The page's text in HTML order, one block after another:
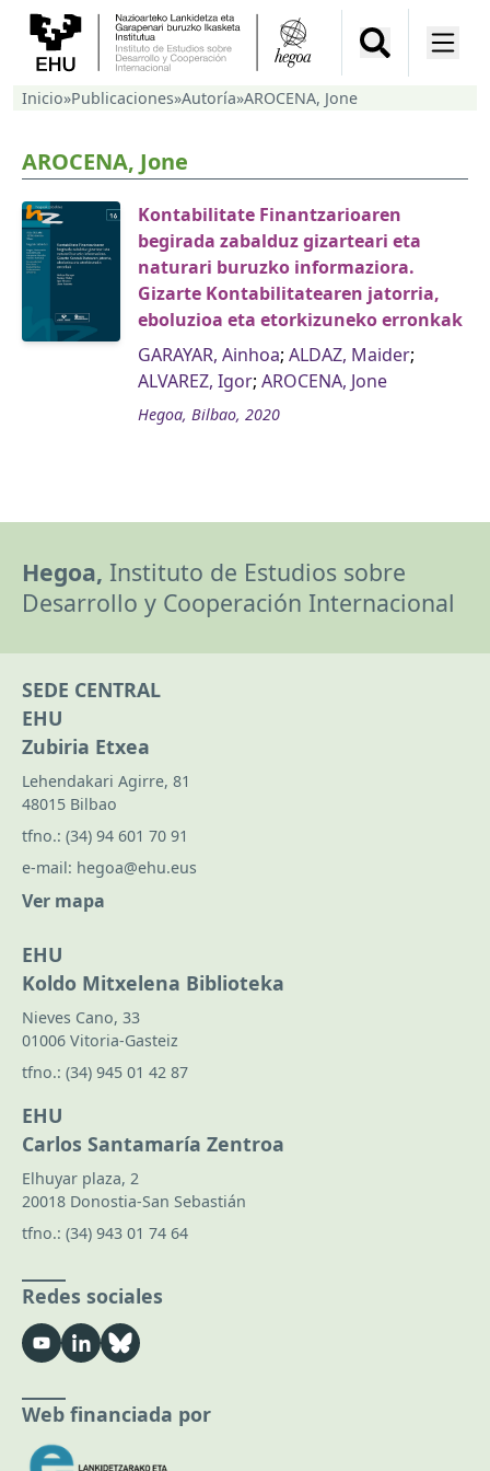
Inicio»Publicaciones»Autoría»AROCENA, Jone
AROCENA, Jone
Kontabilitate Finantzarioaren
begirada zabalduz gizarteari eta
naturari buruzko informaziora.
Gizarte Kontabilitatearen jatorria,
eboluzioa eta etorkizuneko erronkak
GARAYAR, Ainhoa; ALDAZ, Maider;
ALVAREZ, Igor; AROCENA, Jone
Hegoa, Bilbao, 2020
Hegoa, Instituto de Estudios sobre
Desarrollo y Cooperación Internacional
SEDE CENTRAL
EHU
Zubiria Etxea
Lehendakari Agirre, 81
48015 Bilbao
tfno.: (34) 94 601 70 91
e-mail: hegoa@ehu.eus
Ver mapa
EHU
Koldo Mitxelena Biblioteka
Nieves Cano, 33
01006 Vitoria-Gasteiz
tfno.: (34) 945 01 42 87
EHU
Carlos Santamaría Zentroa
Elhuyar plaza, 2
20018 Donostia-San Sebastián
tfno.: (34) 943 01 74 64
Redes sociales
Web financiada por